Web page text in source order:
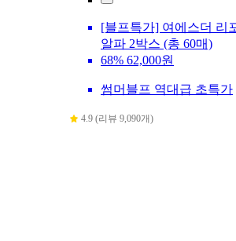
[블프특가] 여에스더 리
알파 2박스 (총 60매)
68% 62,000원
썸머블프 역대급 초특가
4.9 (리뷰 9,090개)